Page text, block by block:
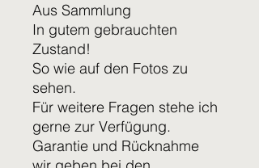
Aus Sammlung
In gutem gebrauchten
Zustand!
So wie auf den Fotos zu
sehen.
Für weitere Fragen stehe ich
gerne zur Verfügung.
Garantie und Rücknahme